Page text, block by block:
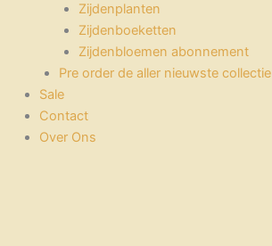
Zijdenplanten
Zijdenboeketten
Zijdenbloemen abonnement
Pre order de aller nieuwste collectie
Sale
Contact
Over Ons